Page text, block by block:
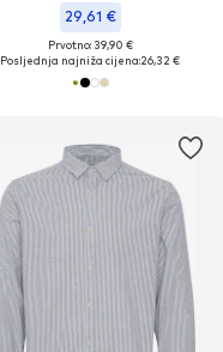
29,61 €
Prvotno: 39,90 €
Posljednja najniža cijena:26,32 €